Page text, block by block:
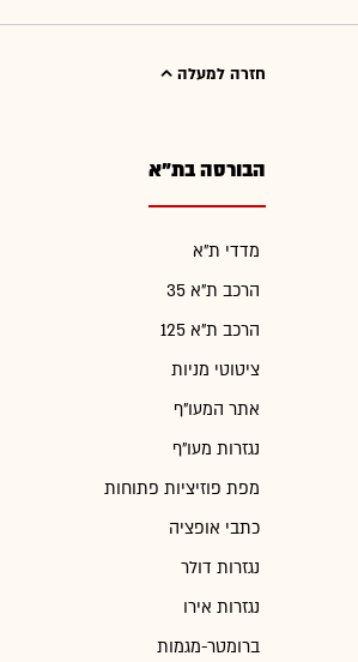
חזרה למעלה
הבורסה בת"א
מדדי ת"א
הרכב ת"א 35
הרכב ת"א 125
ציטוטי מניות
אתר המעו"ף
נגזרות מעו"ף
מפת פוזיציות פתוחות
כתבי אופציה
נגזרות דולר
נגזרות אירו
ברומטר-מגמות